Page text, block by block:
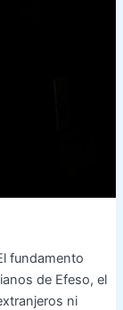
de Efeso, el
ni